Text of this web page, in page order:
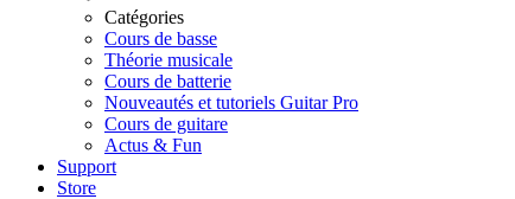
Catégories
Cours de basse
Théorie musicale
Cours de batterie
Nouveautés et tutoriels Guitar Pro
Cours de guitare
Actus & Fun
Support
Store